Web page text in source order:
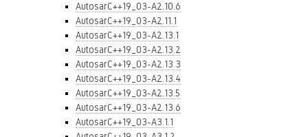
AutosarC++19_03-A2.10.6
AutosarC++19_03-A2.11.1
AutosarC++19_03-A2.13.1
AutosarC++19_03-A2.13.2
AutosarC++19_03-A2.13.3
AutosarC++19_03-A2.13.4
AutosarC++19_03-A2.13.5
AutosarC++19_03-A2.13.6
AutosarC++19_03-A3.1.1